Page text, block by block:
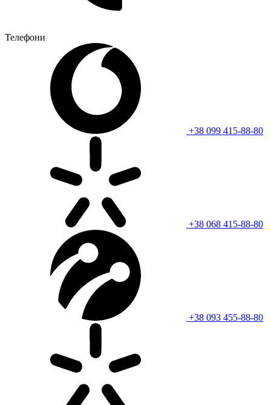
Телефони
+38 099 415-88-80
+38 068 415-88-80
+38 093 455-88-80